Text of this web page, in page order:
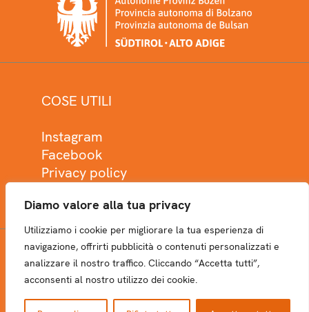
Diamo valore alla tua privacy
Utilizziamo i cookie per migliorare la tua esperienza di
navigazione, offrirti pubblicità o contenuti personalizzati e
analizzare il nostro traffico. Cliccando “Accetta tutti”,
acconsenti al nostro utilizzo dei cookie.
COSE UTILI
Instagram
Facebook
Privacy policy
NEWSLETTER